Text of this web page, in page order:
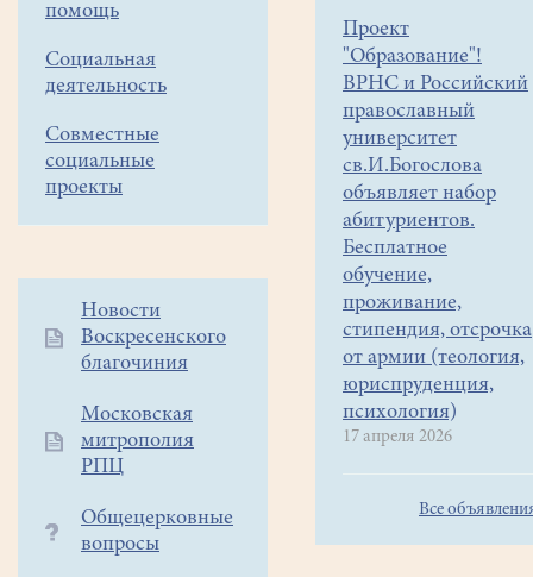
помощь
Социальная
деятельность
Совместные
социальные
проекты
Дополнительное
меню
Новости
Воскресенского
благочиния
Московская
митрополия
РПЦ
Общецерковные
вопросы
фестивале
"Белоозерская
Проект
"Образование"!
ВРНС и Российский
православный
университет
св.И.Богослова
объявляет набор
абитуриентов.
Бесплатное
обучение,
проживание,
стипендия, отсрочка
от армии (теология,
юриспруденция,
психология)
17 апреля 2026
Все